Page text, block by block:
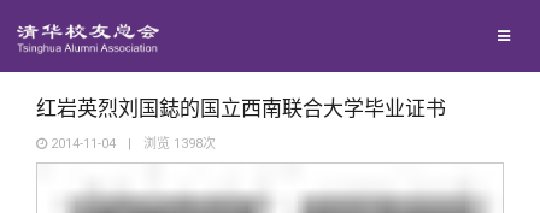
西南联大校友会
义工计划
新媒体平台
青春风采
红岩英烈刘国鋕的国立西南联合大学毕业证书
2014-11-04 | 浏览 1398次